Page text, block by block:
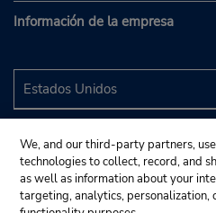
Información de la empresa
We, and our third-party partners,
technologies to collect, record, and
as well as information about your
targeting, analytics, personalization,